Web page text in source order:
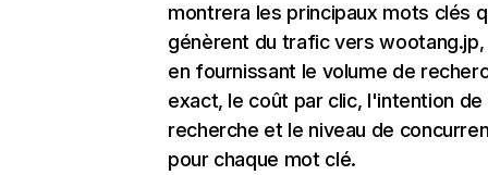
montrera les principaux mots clés
génèrent du trafic vers
en fournissant le volume de
exact, le coût par clic, l'intention de
recherche et le niveau de
pour chaque mot clé.